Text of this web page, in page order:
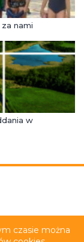
nami
w
czasie można